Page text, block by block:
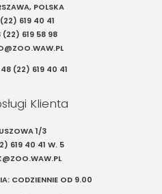
POLSKA
619 40 41
(22) 619 58 98
(22) 619 40 41
Klienta
1/3
619 40 41 W. 5
CODZIENNIE OD 9.00